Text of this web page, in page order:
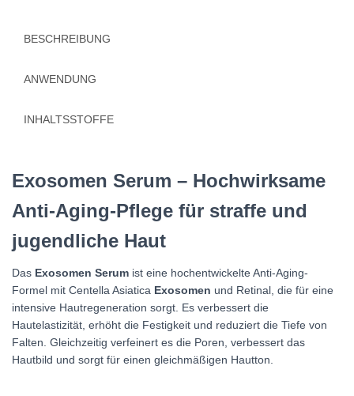
BESCHREIBUNG
ANWENDUNG
INHALTSSTOFFE
Exosomen Serum – Hochwirksame
Anti-Aging-Pflege für straffe und
jugendliche Haut
Das Exosomen Serum ist eine hochentwickelte Anti-Aging-
Formel mit Centella Asiatica Exosomen und Retinal, die für eine
intensive Hautregeneration sorgt. Es verbessert die
Hautelastizität, erhöht die Festigkeit und reduziert die Tiefe von
Falten. Gleichzeitig verfeinert es die Poren, verbessert das
Hautbild und sorgt für einen gleichmäßigen Hautton.